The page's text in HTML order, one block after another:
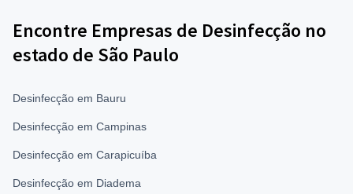
Encontre Empresas de Desinfecção no
estado de São Paulo
Desinfecção em Bauru
Desinfecção em Campinas
Desinfecção em Carapicuíba
Desinfecção em Diadema